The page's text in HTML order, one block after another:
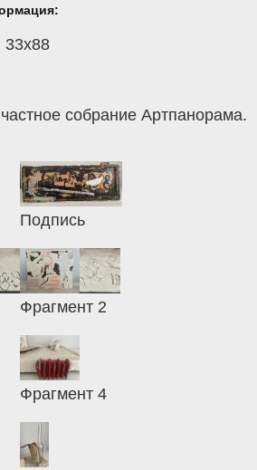
33х88
собрание Артпанорама.
Подпись
Фрагмент 2
Фрагмент 4